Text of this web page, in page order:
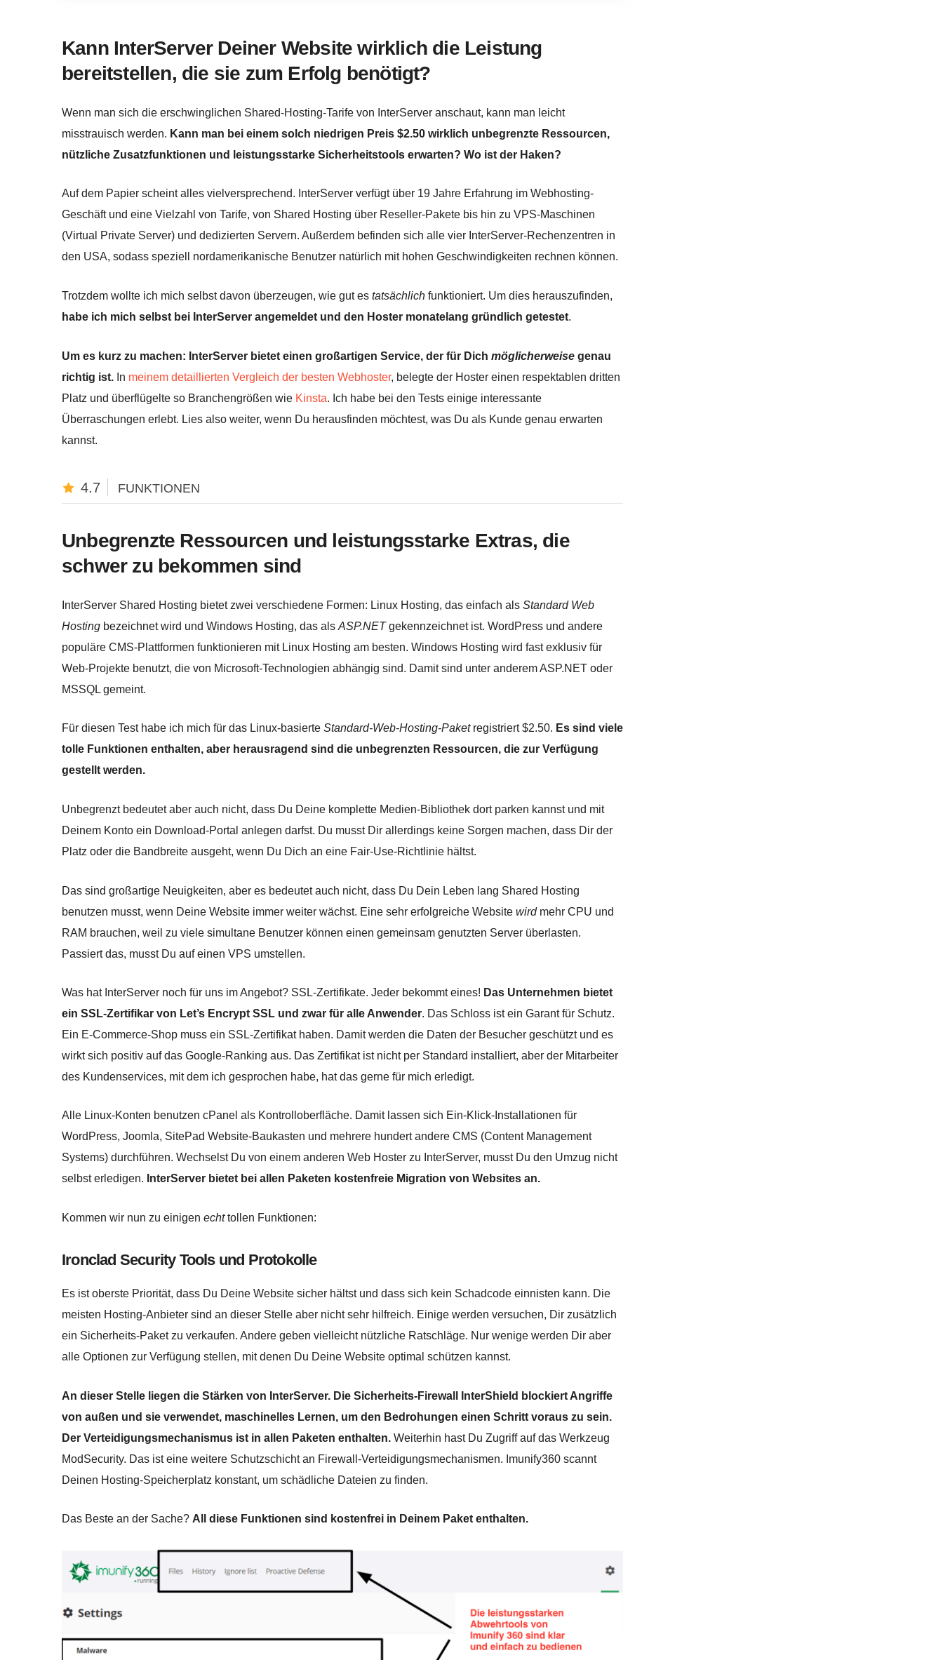
Kann InterServer Deiner Website wirklich die Leistung
bereitstellen, die sie zum Erfolg benötigt?
Wenn man sich die erschwinglichen Shared-Hosting-Tarife von InterServer anschaut, kann man leicht
misstrauisch werden. Kann man bei einem solch niedrigen Preis $2.50 wirklich unbegrenzte Ressourcen,
nützliche Zusatzfunktionen und leistungsstarke Sicherheitstools erwarten? Wo ist der Haken?
Auf dem Papier scheint alles vielversprechend. InterServer verfügt über 19 Jahre Erfahrung im Webhosting-
Geschäft und eine Vielzahl von Tarife, von Shared Hosting über Reseller-Pakete bis hin zu VPS-Maschinen
(Virtual Private Server) und dedizierten Servern. Außerdem befinden sich alle vier InterServer-Rechenzentren in
den USA, sodass speziell nordamerikanische Benutzer natürlich mit hohen Geschwindigkeiten rechnen können.
Trotzdem wollte ich mich selbst davon überzeugen, wie gut es tatsächlich funktioniert. Um dies herauszufinden,
habe ich mich selbst bei InterServer angemeldet und den Hoster monatelang gründlich getestet.
Um es kurz zu machen: InterServer bietet einen großartigen Service, der für Dich möglicherweise genau
richtig ist. In meinem detaillierten Vergleich der besten Webhoster, belegte der Hoster einen respektablen dritten
Platz und überflügelte so Branchengrößen wie Kinsta. Ich habe bei den Tests einige interessante
Überraschungen erlebt. Lies also weiter, wenn Du herausfinden möchtest, was Du als Kunde genau erwarten
kannst.
4.7 FUNKTIONEN
Unbegrenzte Ressourcen und leistungsstarke Extras, die
schwer zu bekommen sind
InterServer Shared Hosting bietet zwei verschiedene Formen: Linux Hosting, das einfach als Standard Web
Hosting bezeichnet wird und Windows Hosting, das als ASP.NETgekennzeichnet ist. WordPress und andere
populäre CMS-Plattformen funktionieren mit Linux Hosting am besten. Windows Hosting wird fast exklusiv für
Web-Projekte benutzt, die von Microsoft-Technologien abhängig sind. Damit sind unter anderem ASP.NET oder
MSSQL gemeint.
Für diesen Test habe ich mich für das Linux-basierte Standard-Web-Hosting-Paketregistriert$2.50. Es sind viele
tolle Funktionen enthalten, aber herausragend sind die unbegrenzten Ressourcen, die zur Verfügung
gestellt werden.
Unbegrenzt bedeutet aber auch nicht, dass Du Deine komplette Medien-Bibliothek dort parken kannst und mit
Deinem Konto ein Download-Portal anlegen darfst. Du musst Dir allerdings keine Sorgen machen, dass Dir der
Platz oder die Bandbreite ausgeht, wenn Du Dich an eine Fair-Use-Richtlinie hältst.
Das sind großartige Neuigkeiten, aber es bedeutet auch nicht, dass Du Dein Leben lang Shared Hosting
benutzen musst, wenn Deine Website immer weiter wächst. Eine sehr erfolgreiche Website wirdmehr CPU und
RAM brauchen, weil zu viele simultane Benutzer können einen gemeinsam genutzten Server überlasten.
Passiert das, musst Du auf einen VPS umstellen.
Was hat InterServer noch für uns im Angebot? SSL-Zertifikate. Jeder bekommt eines! Das Unternehmen bietet
ein SSL-Zertifikar von Let’s Encrypt SSL und zwar für alle Anwender. Das Schloss ist ein Garant für Schutz.
Ein E-Commerce-Shop muss ein SSL-Zertifikat haben. Damit werden die Daten der Besucher geschützt und es
wirkt sich positiv auf das Google-Ranking aus. Das Zertifikat ist nicht per Standard installiert, aber der Mitarbeiter
des Kundenservices, mit dem ich gesprochen habe, hat das gerne für mich erledigt.
Alle Linux-Konten benutzen cPanel als Kontrolloberfläche. Damit lassen sich Ein-Klick-Installationen für
WordPress, Joomla, SitePad Website-Baukasten und mehrere hundert andere CMS (Content Management
Systems) durchführen. Wechselst Du von einem anderen Web Hoster zu InterServer, musst Du den Umzug nicht
selbst erledigen. InterServer bietet bei allen Paketen kostenfreie Migration von Websites an.
Kommen wir nun zu einigen echttollen Funktionen:
Ironclad Security Tools und Protokolle
Es ist oberste Priorität, dass Du Deine Website sicher hältst und dass sich kein Schadcode einnisten kann. Die
meisten Hosting-Anbieter sind an dieser Stelle aber nicht sehr hilfreich. Einige werden versuchen, Dir zusätzlich
ein Sicherheits-Paket zu verkaufen. Andere geben vielleicht nützliche Ratschläge. Nur wenige werden Dir aber
alle Optionen zur Verfügung stellen, mit denen Du Deine Website optimal schützen kannst.
An dieser Stelle liegen die Stärken von InterServer. Die Sicherheits-Firewall InterShield blockiert Angriffe
von außen und sie verwendet, maschinelles Lernen, um den Bedrohungen einen Schritt voraus zu sein.
Der Verteidigungsmechanismus ist in allen Paketen enthalten. Weiterhin hast Du Zugriff auf das Werkzeug
ModSecurity. Das ist eine weitere Schutzschicht an Firewall-Verteidigungsmechanismen. Imunify360 scannt
Deinen Hosting-Speicherplatz konstant, um schädliche Dateien zu finden.
Das Beste an der Sache? All diese Funktionen sind kostenfrei in Deinem Paket enthalten.